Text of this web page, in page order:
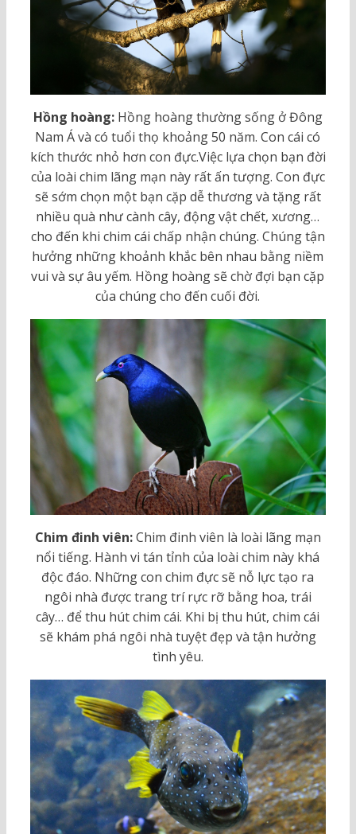
Hồng hoàng: Hồng hoàng thường sống ở Đông
Nam Á và có tuổi thọ khoảng 50 năm. Con cái có
kích thước nhỏ hơn con đực.Việc lựa chọn bạn đời
của loài chim lãng mạn này rất ấn tượng. Con đực
sẽ sớm chọn một bạn cặp dễ thương và tặng rất
nhiều quà như cành cây, động vật chết, xương…
cho đến khi chim cái chấp nhận chúng. Chúng tận
hưởng những khoảnh khắc bên nhau bằng niềm
vui và sự âu yếm. Hồng hoàng sẽ chờ đợi bạn cặp
của chúng cho đến cuối đời.
Chim đinh viên:Chim đinh viên là loài lãng mạn
nổi tiếng. Hành vi tán tỉnh của loài chim này khá
độc đáo. Những con chim đực sẽ nỗ lực tạo ra
ngôi nhà được trang trí rực rỡ bằng hoa, trái
cây… để thu hút chim cái. Khi bị thu hút, chim cái
sẽ khám phá ngôi nhà tuyệt đẹp và tận hưởng
tình yêu.